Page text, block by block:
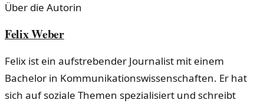
Über die Autorin
Felix Weber
Felix ist ein aufstrebender Journalist mit einem
Bachelor in Kommunikationswissenschaften. Er hat
sich auf soziale Themen spezialisiert und schreibt